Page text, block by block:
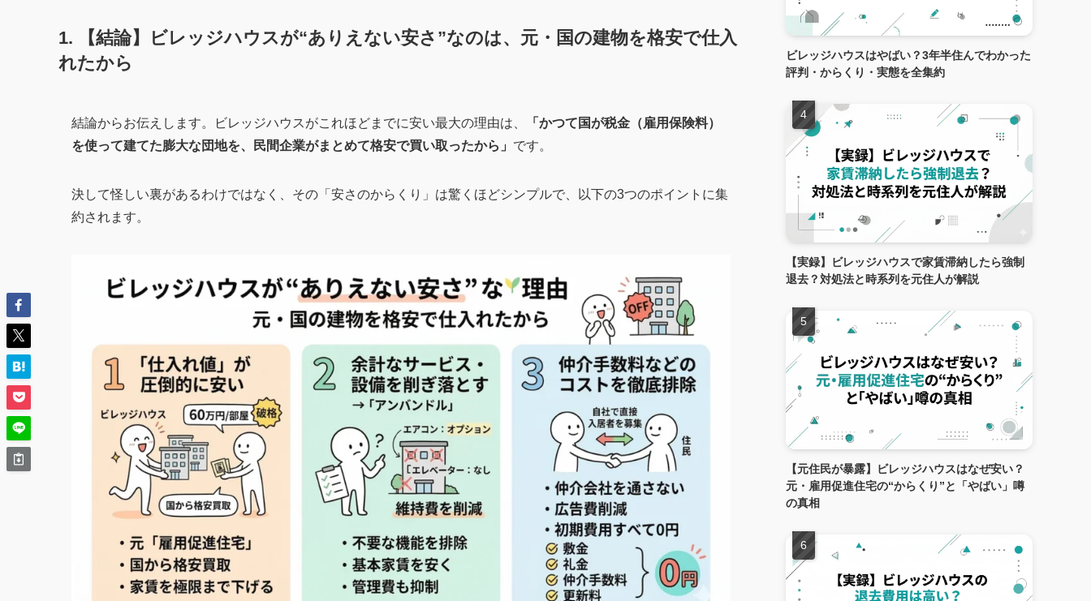
1. 【結論】ビレッジハウスが“ありえない安さ”なのは、元・国の建物を格安で仕入
れたから
結論からお伝えします。ビレッジハウスがこれほどまでに安い最大の理由は、
「かつて国が税金（雇用保険料）
を使って建てた膨大な団地を、民間企業がまとめて格安で買い取ったから」 です。
決して怪しい裏があるわけではなく、その「安さのからくり」は驚くほどシンプルで、以下の3つのポイントに集
約されます。
ビレッジハウスはやばい？3年半住んでわかった
評判・からくり・実態を全集約
【実録】ビレッジハウスで家賃滞納したら強制
退去？対処法と時系列を元住人が解説
【元住民が暴露】ビレッジハウスはなぜ安い？
元・雇用促進住宅の“からくり”と「やばい」噂
の真相